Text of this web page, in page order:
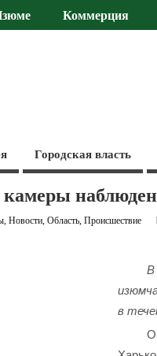
Коммерция
Городская власть
,Новости,Область,Происшествие
В
в